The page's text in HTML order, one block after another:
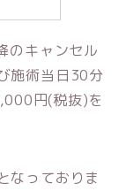
のキャンセル
施術当日30分
円(税抜)を
なっておりま